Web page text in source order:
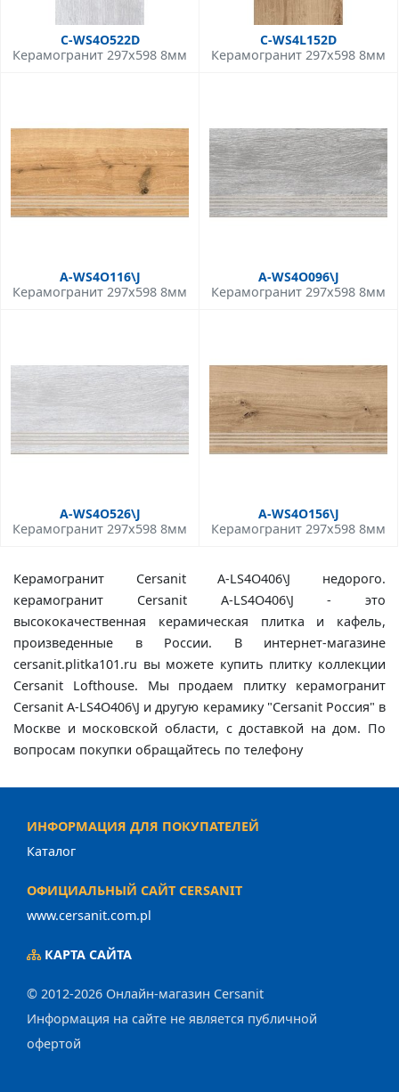
C-WS4O522D
Керамогранит 297x598 8мм
C-WS4L152D
Керамогранит 297x598 8мм
A-WS4O116\J
Керамогранит 297x598 8мм
A-WS4O096\J
Керамогранит 297x598 8мм
A-WS4O526\J
Керамогранит 297x598 8мм
A-WS4O156\J
Керамогранит 297x598 8мм
Керамогранит Cersanit A-LS4O406\J недорого.
керамогранит Cersanit A-LS4O406\J - это
высококачественная керамическая плитка и кафель,
произведенные в России. В интернет-магазине
cersanit.plitka101.ru вы можете купить плитку коллекции
Cersanit Lofthouse. Мы продаем плитку керамогранит
Cersanit A-LS4O406\J и другую керамику "Cersanit Россия" в
Москве и московской области, с доставкой на дом. По
вопросам покупки обращайтесь по телефону
ИНФОРМАЦИЯ ДЛЯ ПОКУПАТЕЛЕЙ
Каталог
ОФИЦИАЛЬНЫЙ САЙТ CERSANIT
www.cersanit.com.pl
КАРТА САЙТА
© 2012-2026 Онлайн-магазин Cersanit
Информация на сайте не является публичной
офертой